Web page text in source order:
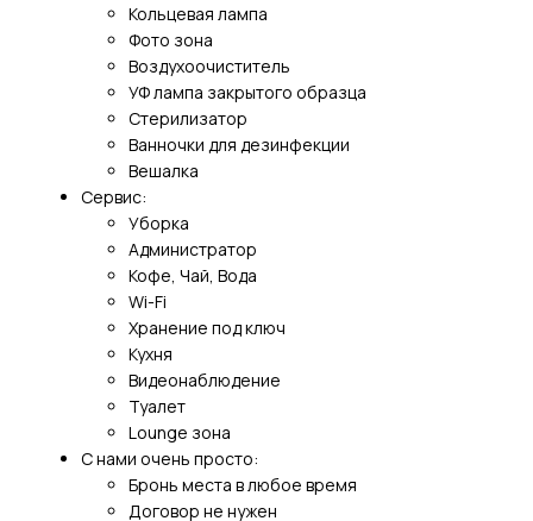
Кольцевая лампа
Фото зона
Воздухоочиститель
УФ лампа закрытого образца
Стерилизатор
Ванночки для дезинфекции
Вешалка
Сервис:
Уборка
Администратор
Кофе, Чай, Вода
Wi-Fi
Хранение под ключ
Кухня
Видеонаблюдение
Туалет
Lounge зона
С нами очень просто:
Бронь места в любое время
Договор не нужен